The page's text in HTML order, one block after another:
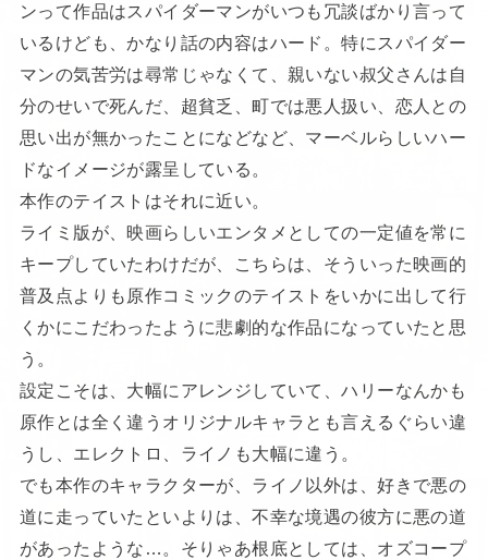
ンって作品はスパイダーマンがいつも冗談ばかり言って
いるけども、かなり話の内容はハード。特にスパイダー
マンの気苦労は尋常じゃなくて、親いない叔父さんは自
分のせいで死んだ、超貧乏、町では悪人扱い、恋人との
思い出が無かったことになどなど、マーベルらしいハー
ドなイメージが露呈している。
本作のテイストはそれに近い。
ライミ版が、映画らしいエンタメとしての一定値を常に
キープしていたわけだが、こちらは、そういった映画的
普及点よりも原作コミックのテイストをいかに出して行
くかにこだわったように悲劇的な作品になっていたと思
う。
設定こそは、大幅にアレンジしていて、ハリーなんかも
原作とは全く違うオリジナルキャラとも言えるぐらい違
うし、エレクトロ、ライノも大幅に違う。
でも本作のキャラクターが、ライノ以外は、好きで悪の
道に走っていたといよりは、不幸な境遇の彼方に悪の道
があったような…。そりゃあ根底としては、オズコープ